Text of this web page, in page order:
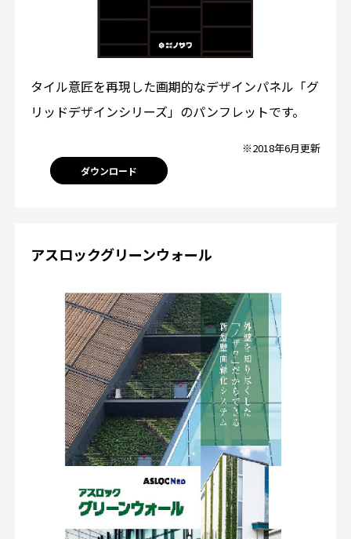
タイル意匠を再現した画期的なデザインパネル「グ
リッドデザインシリーズ」のパンフレットです。
※2018年6月更新
ダウンロード
アスロックグリーンウォール